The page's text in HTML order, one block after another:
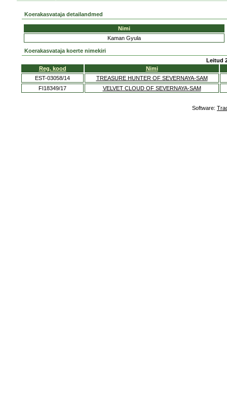
Koerakasvataja detailandmed
Nimi
Kaman Gyula
Koerakasvataja koerte nimekiri
Leitud
Reg. kood
Nimi
EST-03058/14
TREASURE HUNTER OF SEVERNAYA-SAM
FI18349/17
VELVET CLOUD OF SEVERNAYA-SAM
Software: